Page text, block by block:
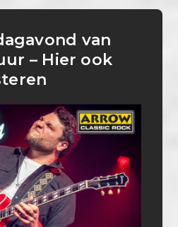
van
– Hier ook